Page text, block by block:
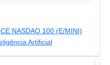
NASDAQ 100 (E/MINI)
Artificial